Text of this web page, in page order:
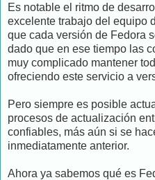
Es notable el ritmo de
excelente trabajo del equipo
que cada versión de Fedora
dado que en ese tiempo las
muy complicado mantener
ofreciendo este servicio a
Pero siempre es posible
procesos de actualización
confiables, más aún si se
inmediatamente anterior.
Ahora ya sabemos qué es